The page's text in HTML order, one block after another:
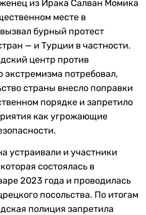
из Ирака Салван Момика
месте в
бурный протест
— и Турции в частности.
центр против
экстремизма потребовал,
страны внесло поправки
порядке и запретило
как угрожающие
устраивали и участники
состоялась в
2023 года и проводилась
посольства. По итогам
полиция запретила